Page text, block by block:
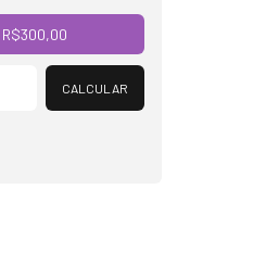
R$300,00
CALCULAR